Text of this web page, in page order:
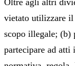
vietato utilizzare il
scopo illegale; (b)
partecipare ad